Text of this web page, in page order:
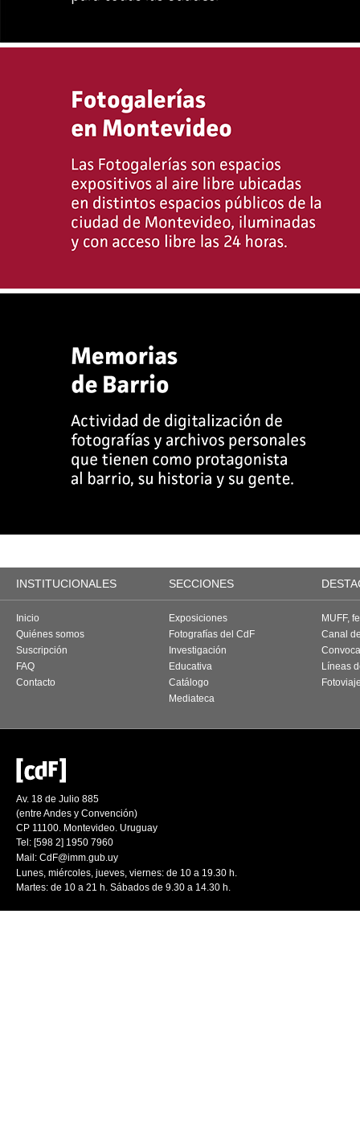
INSTITUCIONALES SECCIONES
Inicio
Quiénes somos
Suscripción
FAQ
Contacto
Exposiciones
Fotografías del CdF
Investigación
Educativa
Catálogo
Mediateca
MUFF,
Canal
Líneas
Av. 18 de Julio 885
(entre Andes y Convención)
CP 11100. Montevideo. Uruguay
Tel: [598 2] 1950 7960
Mail: CdF@imm.gub.uy
Lunes, miércoles, jueves, viernes: de 10 a 19.30 h.
Martes: de 10 a 21 h. Sábados de 9.30 a 14.30 h.